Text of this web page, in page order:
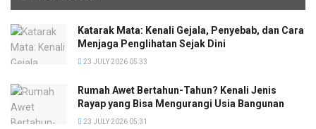
Katarak Mata: Kenali Gejala, Penyebab, dan Cara
Menjaga Penglihatan Sejak Dini
23 JULY 2026 05:33
Rumah Awet Bertahun-Tahun? Kenali Jenis
Rayap yang Bisa Mengurangi Usia Bangunan
23 JULY 2026 05:31